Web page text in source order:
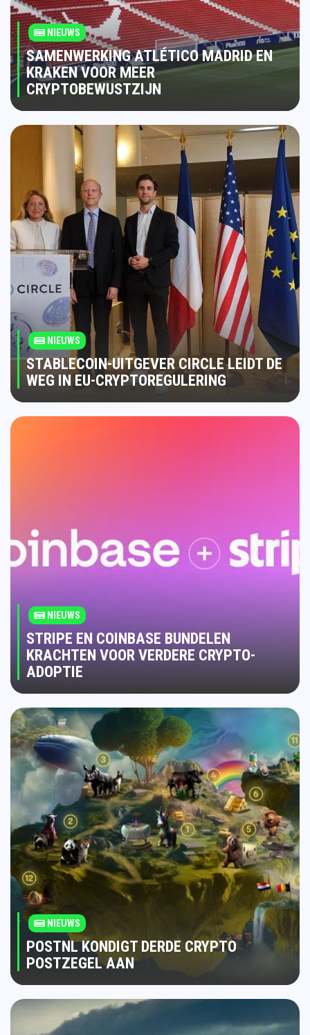
NIEUWS
SAMENWERKING ATLÉTICO MADRID EN
KRAKEN VOOR MEER
CRYPTOBEWUSTZIJN
NIEUWS
STABLECOIN-UITGEVER CIRCLE LEIDT DE
WEG IN EU-CRYPTOREGULERING
NIEUWS
STRIPE EN COINBASE BUNDELEN
KRACHTEN VOOR VERDERE CRYPTO-
ADOPTIE
NIEUWS
POSTNL KONDIGT DERDE CRYPTO
POSTZEGEL AAN